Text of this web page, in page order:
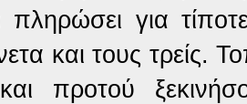
πληρώσει για
και τους τρείς.
προτού